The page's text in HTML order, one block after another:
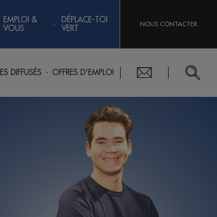
DIFFUSÉS OFFRES D'EMPLOI
EMPLOI &
VOUS
DÉPLACE-TOI
VERT
NOUS CONTACTER